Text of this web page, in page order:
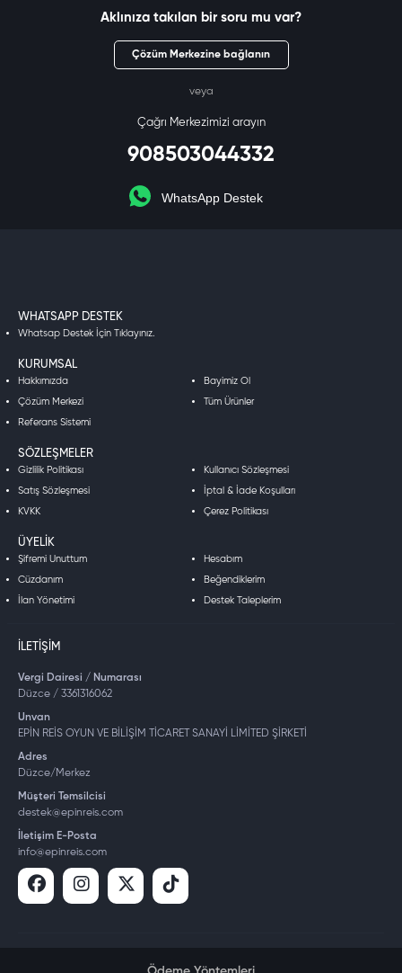
Aklınıza takılan bir soru mu var?
Çözüm Merkezine bağlanın
veya
Çağrı Merkezimizi arayın
908503044332
WhatsApp Destek
WHATSAPP DESTEK
Whatsap Destek İçin Tıklayınız.
KURUMSAL
Hakkımızda Bayimiz Ol
Çözüm Merkezi Tüm Ürünler
Referans Sistemi
SÖZLEŞMELER
Gizlilik Politikası Kullanıcı Sözleşmesi
Satış Sözleşmesi İptal & İade Koşulları
KVKK Çerez Politikası
ÜYELIK
Şifremi Unuttum Hesabım
Cüzdanım Beğendiklerim
İlan Yönetimi Destek Taleplerim
İLETIŞIM
Vergi Dairesi / Numarası
Düzce / 3361316062
Unvan
EPİN REİS OYUN VE BİLİŞİM TİCARET SANAYİ LİMİTED ŞİRKETİ
Adres
Düzce/Merkez
Müşteri Temsilcisi
destek@epinreis.com
İletişim E-Posta
info@epinreis.com